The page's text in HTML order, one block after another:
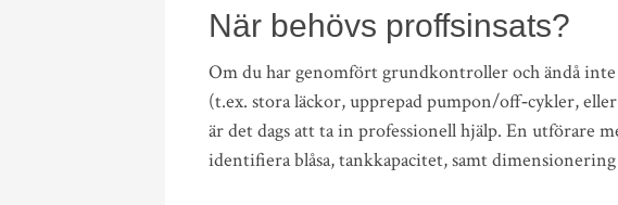
När behövs proffsinsats?
Om du har genomfört grundkontroller och ändå
(t.ex. stora läckor, upprepad pumpon/off‑cykler,
är det dags att ta in professionell hjälp. En utförare
identifiera blåsa, tankkapacitet, samt